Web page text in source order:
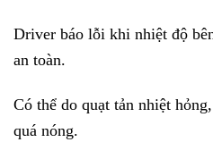
Driver báo lỗi khi nhiệt độ
an toàn.
Có thể do quạt tản nhiệt
quá nóng.